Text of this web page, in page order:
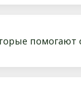
помогают